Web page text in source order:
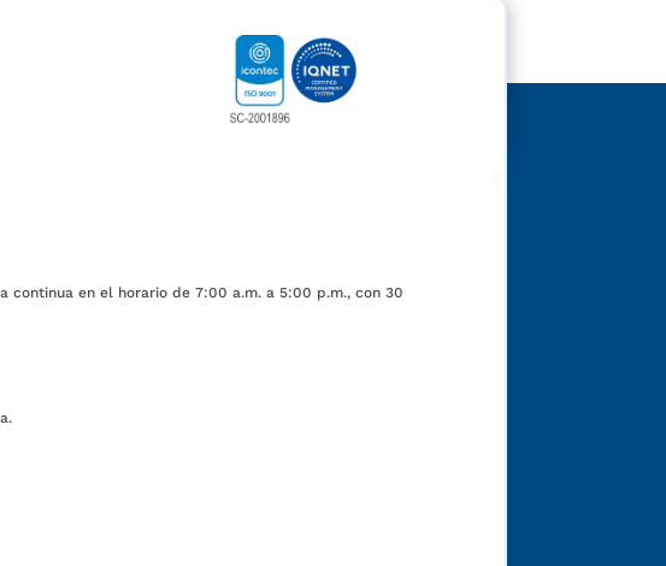
continua en el horario de 7:00 a.m. a 5:00 p.m., con 30